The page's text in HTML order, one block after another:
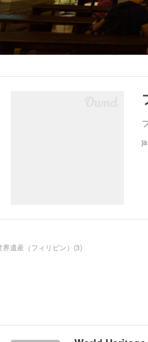
界遺産（フィリピン） (3)